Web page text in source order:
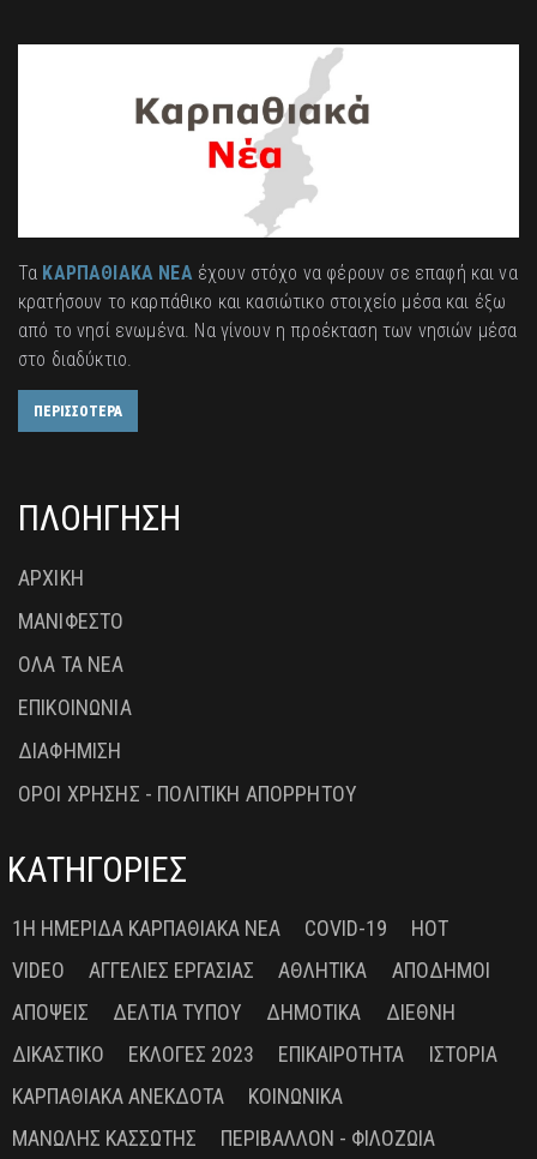
Τα ΚΑΡΠΑΘΙΑΚΑ ΝΕΑέχουν στόχο να φέρουν σε επαφή και να
κρατήσουν το καρπάθικο και κασιώτικο στοιχείο μέσα και έξω
από το νησί ενωμένα. Να γίνουν η προέκταση των νησιών μέσα
στο διαδύκτιο.
ΠΕΡΙΣΣΟΤΕΡΑ
ΠΛΟΗΓΗΣΗ
ΑΡΧΙΚΗ
ΜΑΝΙΦΕΣΤΟ
ΟΛΑ ΤΑ ΝΕΑ
ΕΠΙΚΟΙΝΩΝΙΑ
ΔΙΑΦΗΜΙΣΗ
ΟΡΟΙ ΧΡΗΣΗΣ - ΠΟΛΙΤΙΚΗ ΑΠΟΡΡΗΤΟΥ
ΚΑΤΗΓΟΡΙΕΣ
1Η ΗΜΕΡΊΔΑ ΚΑΡΠΑΘΙΑΚΆ ΝΈΑ COVID-19
HOT
VIDEO
ΑΓΓΕΛΊΕΣ ΕΡΓΑΣΊΑΣ ΑΘΛΗΤΙΚΆ
ΑΠΌΔΗΜΟΙ
ΑΠΌΨΕΙΣ
ΔΕΛΤΊΑ ΤΎΠΟΥ ΔΗΜΟΤΙΚΆ
ΔΙΕΘΝΉ
ΔΙΚΑΣΤΙΚΌ
ΕΚΛΟΓΈΣ 2023 ΕΠΙΚΑΙΡΌΤΗΤΑ
ΙΣΤΟΡΊΑ
ΚΑΡΠΑΘΙΑΚΆ ΑΝΈΚΔΟΤΑ
ΚΟΙΝΩΝΙΚΆ
ΜΑΝΏΛΗΣ ΚΑΣΣΏΤΗΣ
ΠΕΡΙΒΆΛΛΟΝ - ΦΙΛΟΖΩΊΑ